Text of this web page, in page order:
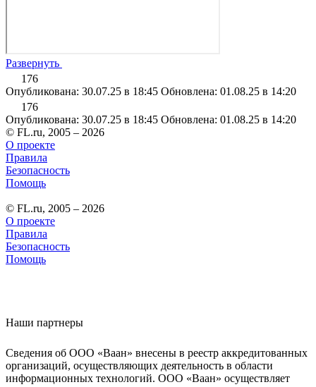
Развернуть
176
Опубликована: 30.07.25 в 18:45 Обновлена: 01.08.25 в 14:20
176
Опубликована: 30.07.25 в 18:45 Обновлена: 01.08.25 в 14:20
© FL.ru, 2005 – 2026
О проекте
Правила
Безопасность
Помощь
© FL.ru, 2005 – 2026
О проекте
Правила
Безопасность
Помощь
Наши партнеры
Сведения об ООО «Ваан» внесены в реестр аккредитованных
организаций, осуществляющих деятельность в области
информационных технологий. ООО «Ваан» осуществляет